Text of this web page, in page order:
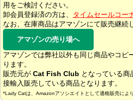
用をご検討ください。
卸会員登録済の方は、
タイムセールコー
なお、在庫商品はアマゾンにて販売継続
アマゾンの売り場へ
アマゾンでは弊社以外も同じ商品やコピ
ります。
販売元が Cat Fish Club となっている商
接輸入販売している商品となります。
*Lady Catは、Amazonアソシエイトとして適格販売によ